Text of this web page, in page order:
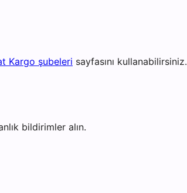
Kargo şubeleri sayfasını kullanabilirsiniz.
bildirimler alın.